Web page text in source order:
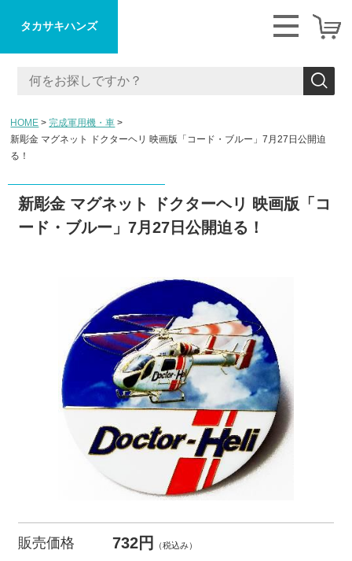
タカサキハンズ
HOME
完成軍用機・車
新彫金 マグネット ドクターヘリ 映画版「コード・ブルー」7月27日公開迫
る！
新彫金 マグネット ドクターヘリ 映画版「コ
ード・ブルー」7月27日公開迫る！
販売価格 732円 （税込み）